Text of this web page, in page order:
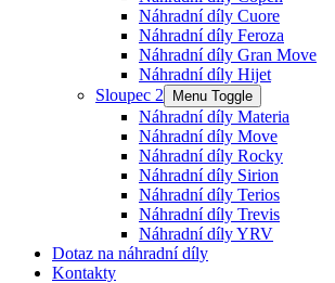
Náhradní díly Cuore
Náhradní díly Feroza
Náhradní díly Gran Move
Náhradní díly Hijet
Sloupec 2
Menu Toggle
Náhradní díly Materia
Náhradní díly Move
Náhradní díly Rocky
Náhradní díly Sirion
Náhradní díly Terios
Náhradní díly Trevis
Náhradní díly YRV
Dotaz na náhradní díly
Kontakty